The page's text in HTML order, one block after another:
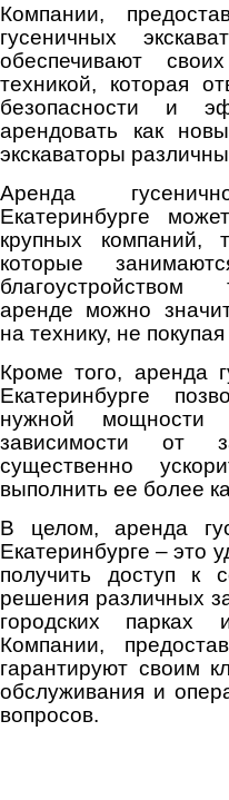
Компании,
гусеничных
обеспечивают
техникой, которая
безопасности и
арендовать как
экскаваторы
Аренда
Екатеринбурге
крупных
которые
благоустройством
аренде можно
на технику, не
Кроме того, аренда
Екатеринбурге
нужной мощности
зависимости от
существенно
выполнить ее более
В целом, аренда
Екатеринбурге – это
получить доступ к
решения различных
городских
Компании,
гарантируют своим
обслуживания и
вопросов.